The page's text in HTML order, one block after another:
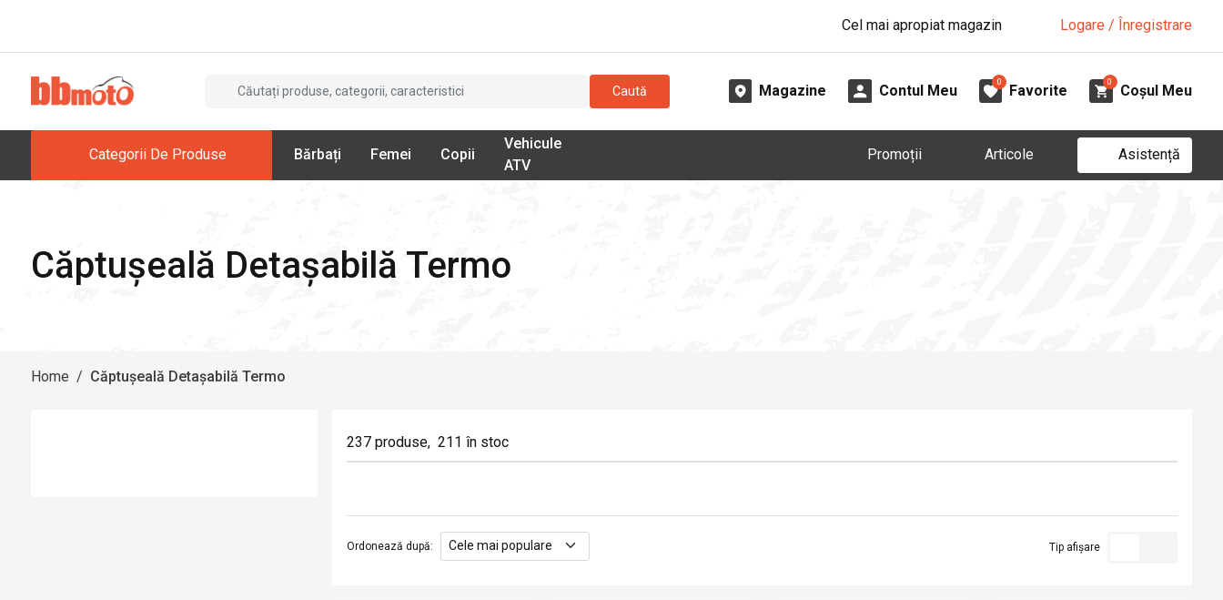
Cel mai apropiat magazin Logare / Înregistrare
Caută Magazine Contul Meu
0
Favorite
0
Coșul Meu
Categorii De Produse Bărbați Femei Copii
Vehicule
ATV
Promoții Articole Asistență
Căptușeală Detașabilă Termo
Home / Căptușeală Detașabilă Termo
237 produse, 211 în stoc
Ordonează după: Tip afișare